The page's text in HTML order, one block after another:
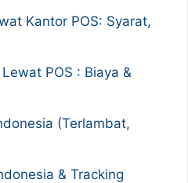
Kantor POS: Syarat,
POS : Biaya &
(Terlambat,
& Tracking